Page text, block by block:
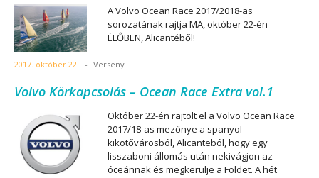
A Volvo Ocean Race 2017/2018-as
sorozatának rajtja MA, október 22-én
ÉLŐBEN, Alicantéből!
2017. október 22. - Verseny
Volvo Körkapcsolás – Ocean Race Extra vol.1
Október 22-én rajtolt el a Volvo Ocean Race
2017/18-as mezőnye a spanyol
kikötővárosból, Alicanteból, hogy egy
lisszaboni állomás után nekivágjon az
óceánnak és megkerülje a Földet. A hét